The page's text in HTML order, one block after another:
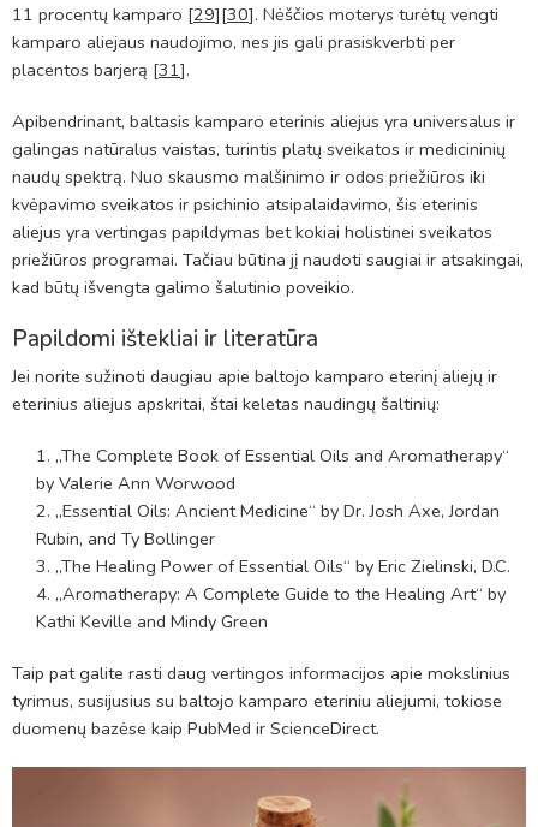
11 procentų kamparo [29][30]. Nėščios moterys turėtų vengti
kamparo aliejaus naudojimo, nes jis gali prasiskverbti per
placentos barjerą [31].
Apibendrinant, baltasis kamparo eterinis aliejus yra universalus ir
galingas natūralus vaistas, turintis platų sveikatos ir medicininių
naudų spektrą. Nuo skausmo malšinimo ir odos priežiūros iki
kvėpavimo sveikatos ir psichinio atsipalaidavimo, šis eterinis
aliejus yra vertingas papildymas bet kokiai holistinei sveikatos
priežiūros programai. Tačiau būtina jį naudoti saugiai ir atsakingai,
kad būtų išvengta galimo šalutinio poveikio.
Papildomi ištekliai ir literatūra
Jei norite sužinoti daugiau apie baltojo kamparo eterinį aliejų ir
eterinius aliejus apskritai, štai keletas naudingų šaltinių:
„The Complete Book of Essential Oils and Aromatherapy“
by Valerie Ann Worwood
„Essential Oils: Ancient Medicine“ by Dr. Josh Axe, Jordan
Rubin, and Ty Bollinger
„The Healing Power of Essential Oils“ by Eric Zielinski, D.C.
„Aromatherapy: A Complete Guide to the Healing Art“ by
Kathi Keville and Mindy Green
Taip pat galite rasti daug vertingos informacijos apie mokslinius
tyrimus, susijusius su baltojo kamparo eteriniu aliejumi, tokiose
duomenų bazėse kaip PubMed ir ScienceDirect.